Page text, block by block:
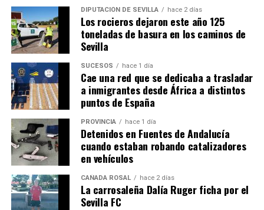
DIPUTACIÓN DE SEVILLA hace 2 días
Los rocieros dejaron este año 125
toneladas de basura en los caminos de
Sevilla
SUCESOS hace 1 día
Cae una red que se dedicaba a trasladar
a inmigrantes desde África a distintos
puntos de España
PROVINCIA hace 1 día
Detenidos en Fuentes de Andalucía
cuando estaban robando catalizadores
en vehículos
CAÑADA ROSAL hace 2 días
La carrosaleña Dalía Ruger ficha por el
Sevilla FC